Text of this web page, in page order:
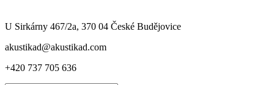
U Sirkárny 467/2a, 370 04 České Budějovice
akustikad@akustikad.com
+420 737 705 636